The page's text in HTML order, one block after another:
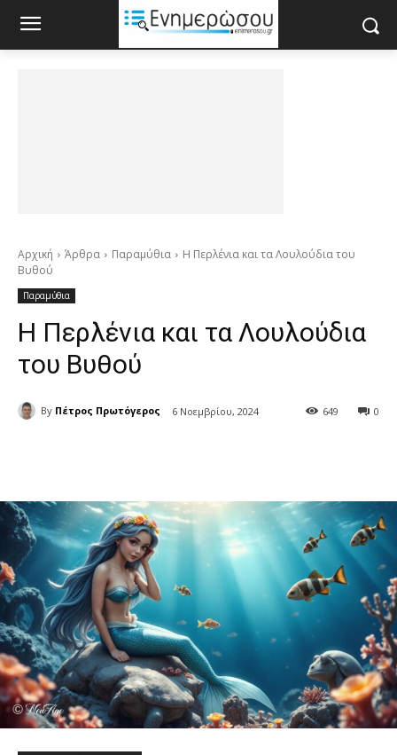
Αρχική Άρθρα Παραμύθια
Η Περλένια και τα Λουλούδια του
Βυθού
Παραμύθια
Η Περλένια και τα Λουλούδια
του Βυθού
By Πέτρος Πρωτόγερος 6 Νοεμβρίου, 2024 0
649